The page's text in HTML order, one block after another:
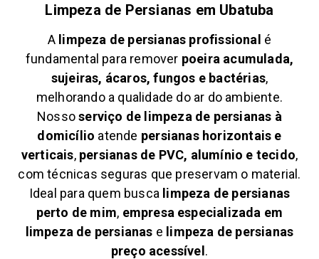
Limpeza de Persianas em Ubatuba
A limpeza de persianas profissional é
fundamental para remover poeira acumulada,
sujeiras, ácaros, fungos e bactérias,
melhorando a qualidade do ar do ambiente.
Nossoserviço de limpeza de persianas à
domicílio atende persianas horizontais e
verticais, persianas de PVC, alumínio e tecido,
com técnicas seguras que preservam o material.
Ideal para quem busca limpeza de persianas
perto de mim, empresa especializada em
limpeza de persianas e limpeza de persianas
preço acessível.